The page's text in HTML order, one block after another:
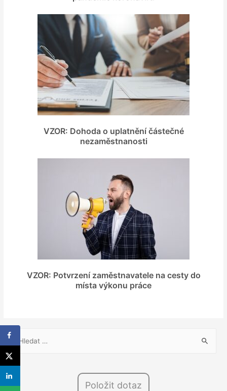
VZOR: Dohoda o uplatnění částečné
nezaměstnanosti
VZOR: Potvrzení zaměstnavatele na cesty do
místa výkonu práce
V
y
h
l
Položit dotaz